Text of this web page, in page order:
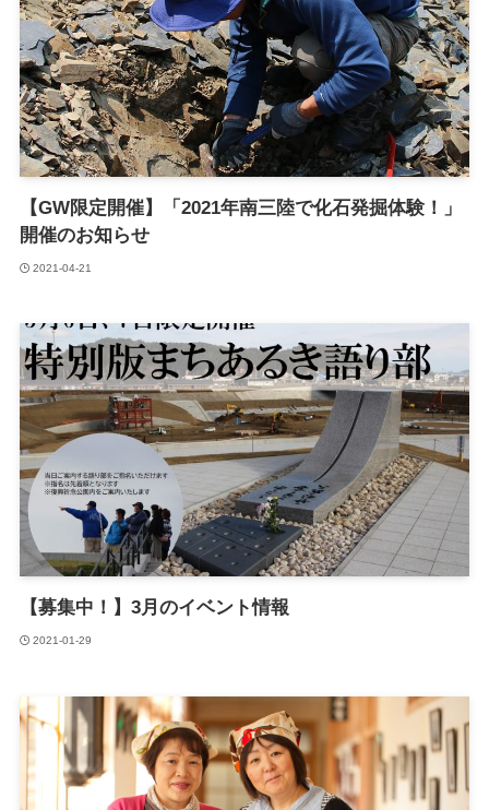
【GW限定開催】「2021年南三陸で化石発掘体験！」
開催のお知らせ
2021-04-21
【募集中！】3月のイベント情報
2021-01-29